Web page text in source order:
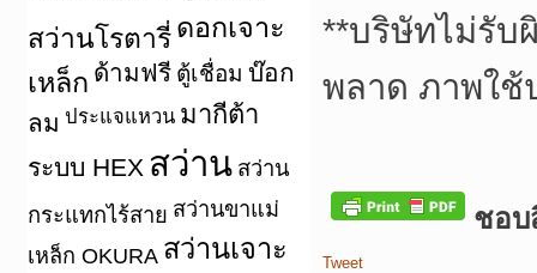
สว่านโรตารี่ ดอกเจาะ
เหล็ก ด้ามฟรี ตู้เชื่อม บ๊อก
ลม ประแจแหวน มากีต้า
ระบบ HEX สว่าน สว่าน
กระแทกไร้สาย สว่านขาแม่
เหล็ก OKURA สว่านเจาะ
**บริษัทไม่รับ
พลาด ภาพใ
ชอบ
Tweet